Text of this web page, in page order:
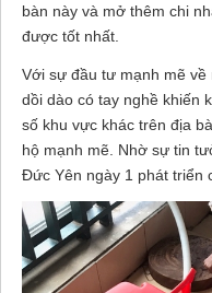
bàn này và mở thêm chi
được tốt nhất.
Với sự đầu tư mạnh mẽ
dồi dào có tay nghề khiến
số khu vực khác trên địa
hộ mạnh mẽ. Nhờ sự tin
Đức Yên ngày 1 phát triển